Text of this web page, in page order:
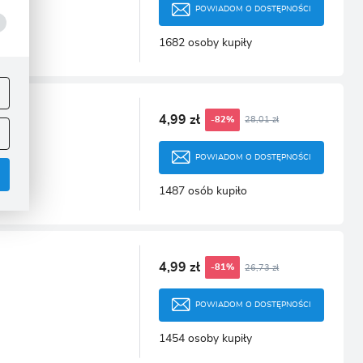
POWIADOM O DOSTĘPNOŚCI
1682 osoby kupiły
4,99 zł -82% 28,01 zł
POWIADOM O DOSTĘPNOŚCI
1487 osób kupiło
4,99 zł -81% 26,73 zł
POWIADOM O DOSTĘPNOŚCI
1454 osoby kupiły